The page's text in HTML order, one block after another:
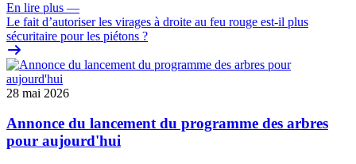
En lire plus —
Le fait d’autoriser les virages à droite au feu rouge est-il plus
sécuritaire pour les piétons ?
28 mai 2026
Annonce du lancement du programme des arbres
pour aujourd'hui